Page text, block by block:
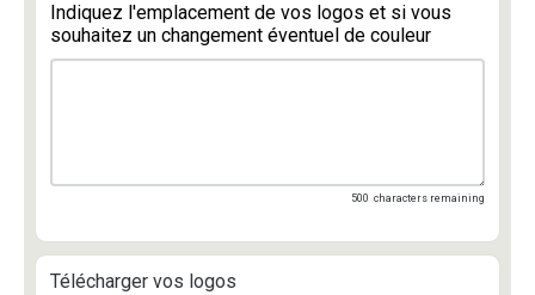
Indiquez l'emplacement de vos logos et si vous
souhaitez un changement éventuel de couleur
500 characters remaining
Télécharger vos logos